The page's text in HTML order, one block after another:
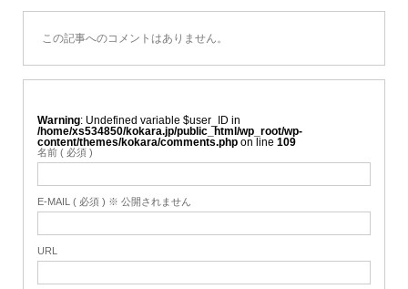
この記事へのコメントはありません。
Warning : Undefined variable $user_ID in
/home/xs534850/kokara.jp/public_html/wp_root/wp-
content/themes/kokara/comments.phpon line 109
名前 ( 必須 )
E-MAIL ( 必須 ) ※ 公開されません
URL